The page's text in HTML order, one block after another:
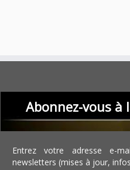
Abonnez-vous à
Entrez votre adresse e-
newsletters (mises à jour,